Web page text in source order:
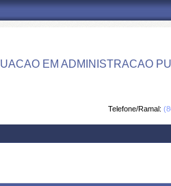
EM ADMINISTRACAO
Telefone/Ramal: